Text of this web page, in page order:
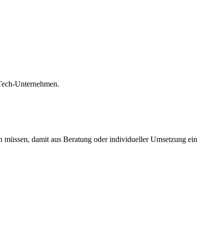
Unternehmen.
damit aus Beratung oder individueller Umsetzung ein